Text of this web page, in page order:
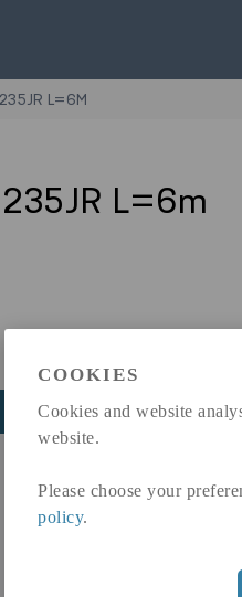
COOKIES
Cookies and website
website.
Please choose your
policy.
L=6M
L=6m
expand_less